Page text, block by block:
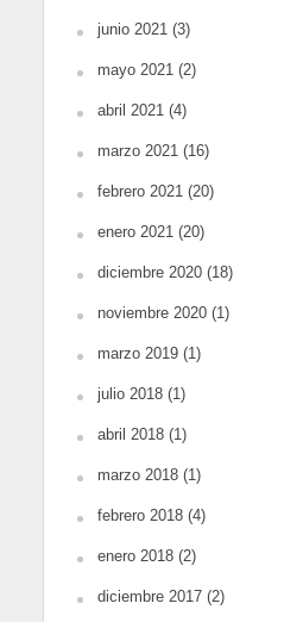
junio 2021(3)
mayo 2021(2)
abril 2021(4)
marzo 2021(16)
febrero 2021(20)
enero 2021(20)
diciembre 2020(18)
noviembre 2020(1)
marzo 2019(1)
julio 2018(1)
abril 2018(1)
marzo 2018(1)
febrero 2018(4)
enero 2018(2)
diciembre 2017(2)